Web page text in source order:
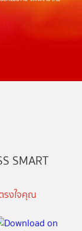
SMART
รงใจคุณ